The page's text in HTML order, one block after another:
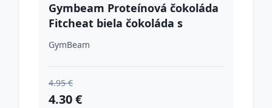
Gymbeam Proteínová čokoláda
Fitcheat biela čokoláda s
jahodou
GymBeam
4.95 €
4.30 €